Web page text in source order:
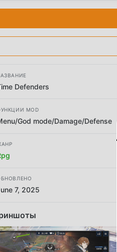
Defenders
MOD
God mode/Damage/Defense
7, 2025